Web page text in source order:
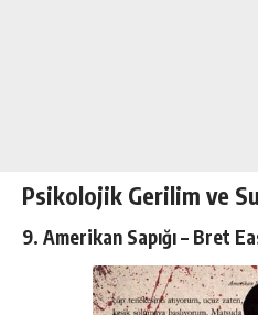
Psikolojik Gerilim ve
9. Amerikan Sapığı – Bret